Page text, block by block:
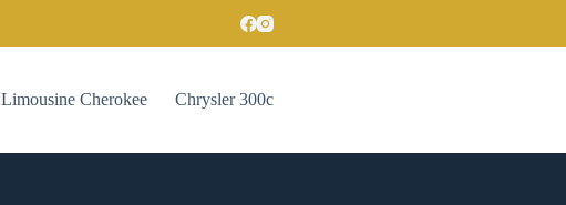
Limousine Cherokee Chrysler 300c